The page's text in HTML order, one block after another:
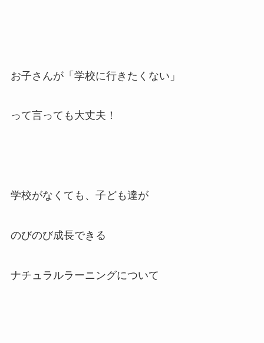
お子さんが「学校に行きたくない」
って言っても大丈夫！
学校がなくても、子ども達が
のびのび成長できる
ナチュラルラーニングについて